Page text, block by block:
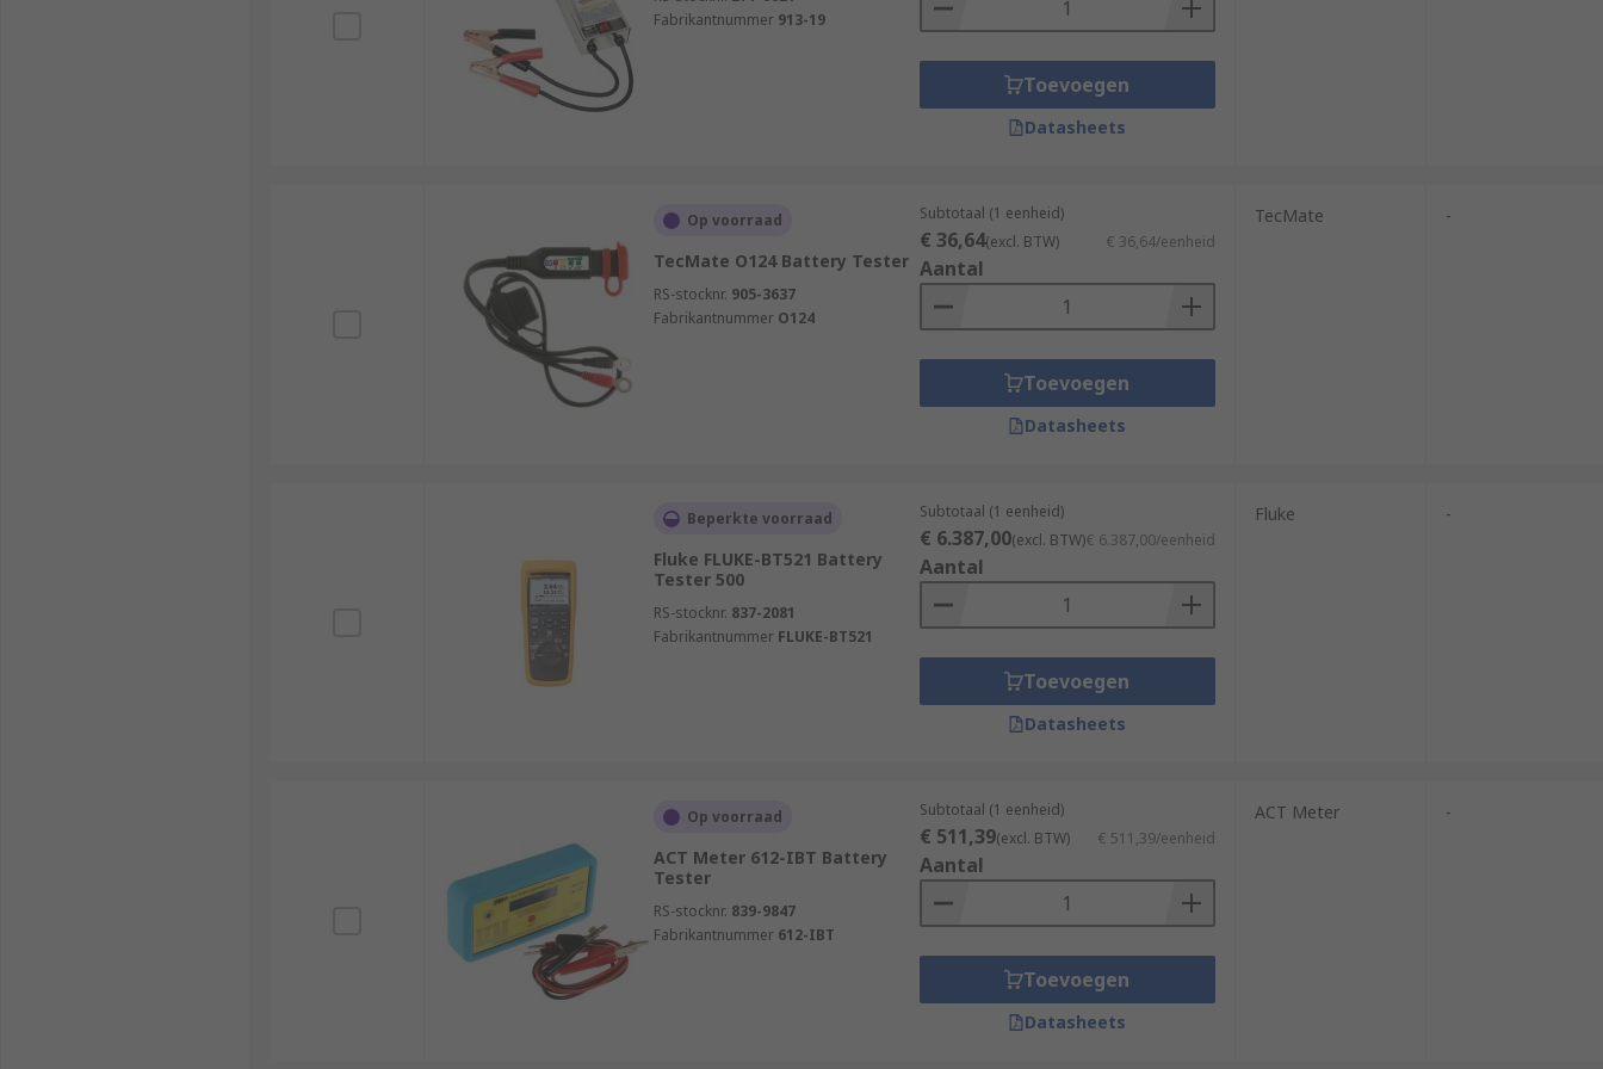
Fabrikantnummer 913-19
Toevoegen
Datasheets
Op voorraad
TecMate O124 Battery Tester
RS-stocknr. 905-3637
Fabrikantnummer O124
Subtotaal (1 eenheid)
€ 36,64(excl. BTW) € 36,64/eenheid
Aantal
Toevoegen
Datasheets
TecMate -
Beperkte voorraad
Fluke FLUKE-BT521 Battery
Tester 500
RS-stocknr. 837-2081
Fabrikantnummer FLUKE-BT521
Subtotaal (1 eenheid)
€ 6.387,00(excl. BTW)€ 6.387,00/eenheid
Aantal
Toevoegen
Datasheets
Fluke -
Op voorraad
ACT Meter 612-IBT Battery
Tester
RS-stocknr. 839-9847
Fabrikantnummer 612-IBT
Subtotaal (1 eenheid)
€ 511,39(excl. BTW) € 511,39/eenheid
Aantal
Toevoegen
Datasheets
ACT Meter -